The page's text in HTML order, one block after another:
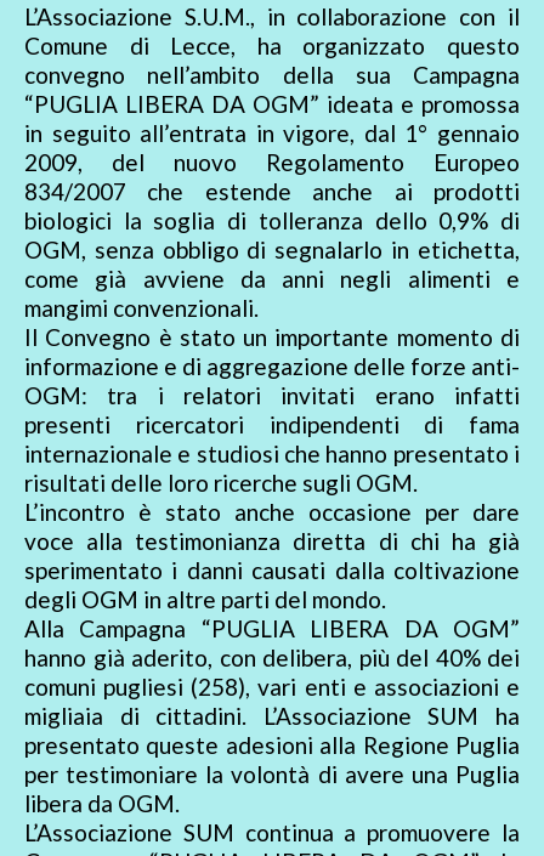
L’Associazione S.U.M., in collaborazione con il
Comune di Lecce, ha organizzato questo
convegno nell’ambito della sua Campagna
“PUGLIA LIBERA DA OGM” ideata e promossa
in seguito all’entrata in vigore, dal 1° gennaio
2009, del nuovo Regolamento Europeo
834/2007 che estende anche ai prodotti
biologici la soglia di tolleranza dello 0,9% di
OGM, senza obbligo di segnalarlo in etichetta,
come già avviene da anni negli alimenti e
mangimi convenzionali.
Il Convegno è stato un importante momento di
informazione e di aggregazione delle forze anti-
OGM: tra i relatori invitati erano infatti
presenti ricercatori indipendenti di fama
internazionale e studiosi che hanno presentato i
risultati delle loro ricerche sugli OGM.
L’incontro è stato anche occasione per dare
voce alla testimonianza diretta di chi ha già
sperimentato i danni causati dalla coltivazione
degli OGM in altre parti del mondo.
Alla Campagna “PUGLIA LIBERA DA OGM”
hanno già aderito, con delibera, più del 40% dei
comuni pugliesi (258), vari enti e associazioni e
migliaia di cittadini. L’Associazione SUM ha
presentato queste adesioni alla Regione Puglia
per testimoniare la volontà di avere una Puglia
libera da OGM.
L’Associazione SUM continua a promuovere la